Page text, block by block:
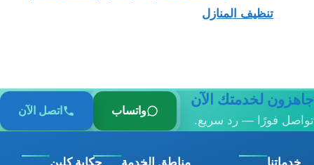
تنظيف المنازل
جاهزون لخدمتك الآن
تواصل فورًا — رد سريع.
واتساب اتصل الآن